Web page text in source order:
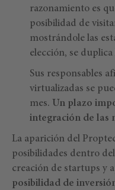
razonamiento es
posibilidad de
mostrándole las
elección, se
Sus responsables
virtualizadas se
mes. Un plazo
integración de las
La aparición del
posibilidades dentro
creación de startups y
posibilidad de